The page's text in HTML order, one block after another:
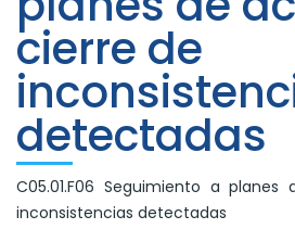
cierre de
detectadas
C05.01.F06 Seguimiento a
inconsistencias detectadas